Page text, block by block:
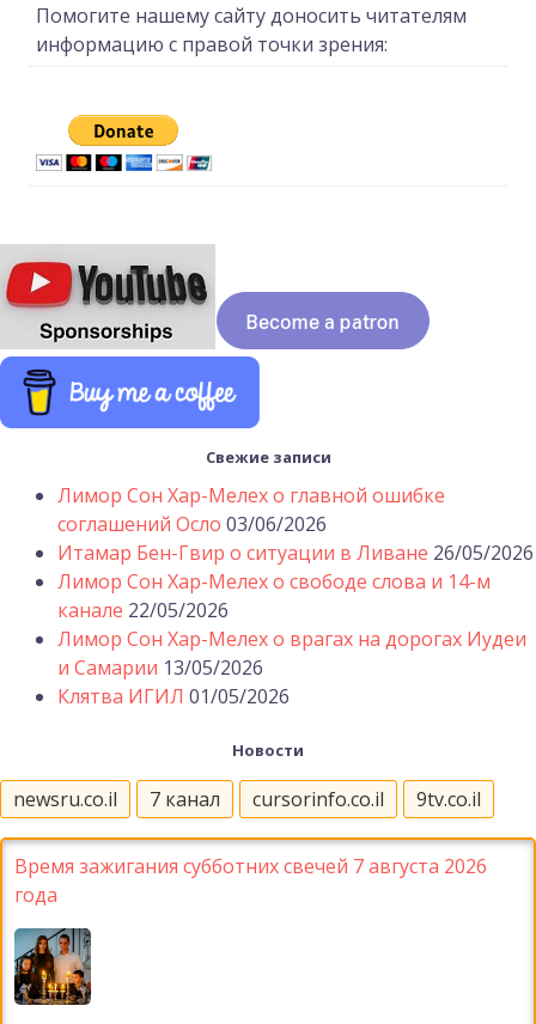
Помогите нашему сайту доносить читателям
информацию с правой точки зрения:
Свежие записи
Лимор Сон Хар-Мелех о главной ошибке
соглашений Осло 03/06/2026
Итамар Бен-Гвир о ситуации в Ливане 26/05/2026
Лимор Сон Хар-Мелех о свободе слова и 14-м
канале 22/05/2026
Лимор Сон Хар-Мелех о врагах на дорогах Иудеи
и Самарии 13/05/2026
Клятва ИГИЛ 01/05/2026
Новости
newsru.co.il 7 канал cursorinfo.co.il 9tv.co.il
Время зажигания субботних свечей 7 августа 2026
года